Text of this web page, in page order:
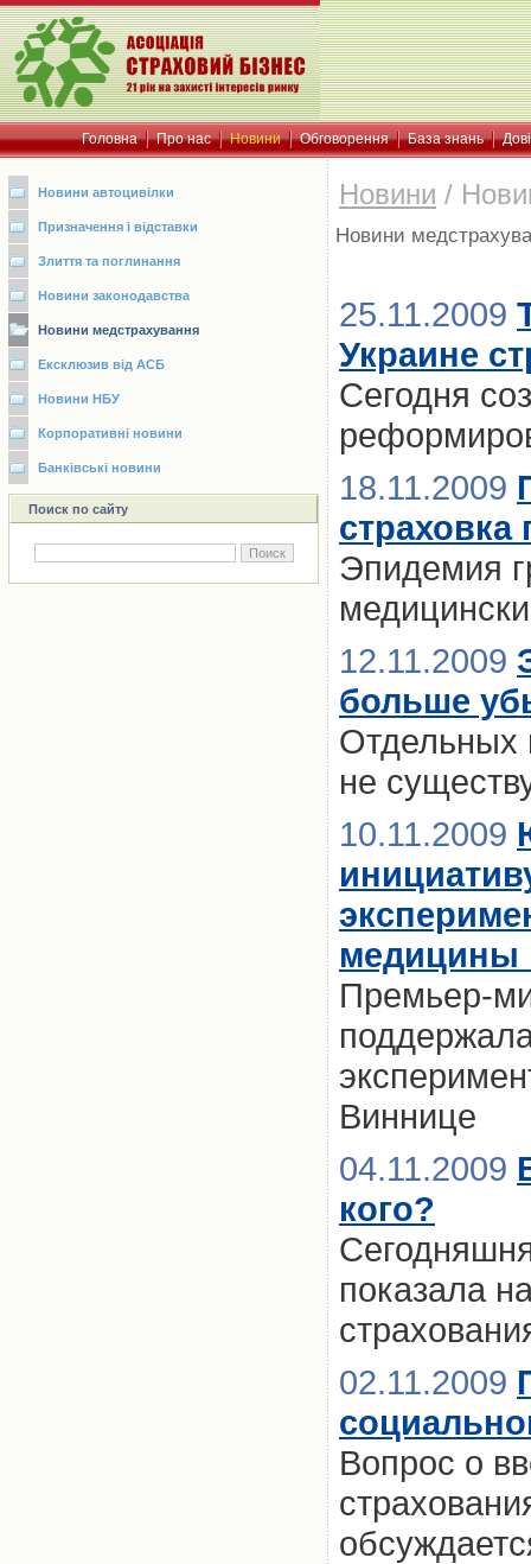
Головна Про нас Новини Обговорення База знань
Новини автоцивілки
Призначення і відставки
Злиття та поглинання
Новини законодавства
Новини медстрахування
Ексклюзив від АСБ
Новини НБУ
Корпоративні новини
Банківські новини
Поиск по сайту
Новини /
Новини
25.11.2009
Украине
Сегодня
18.11.2009
страховка
Эпидемия
12.11.2009
больше
Отдельных
не
10.11.2009
медицины
Премьер-
Виннице
04.11.2009
кого?
показала
02.11.2009
Вопрос о